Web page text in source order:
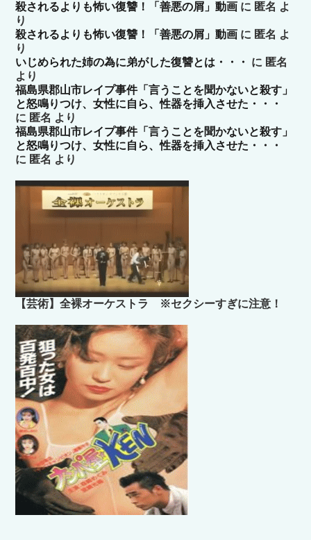
殺されるよりも怖い復讐！「善悪の屑」動画 に 匿名 よ
り
殺されるよりも怖い復讐！「善悪の屑」動画 に 匿名 よ
り
いじめられた姉の為に弟がした復讐とは・・・
に 匿名
より
福島県郡山市レイプ事件「言うことを聞かないと殺す」
と怒鳴りつけ、女性に自ら、性器を挿入させた・・・
に 匿名 より
福島県郡山市レイプ事件「言うことを聞かないと殺す」
と怒鳴りつけ、女性に自ら、性器を挿入させた・・・
に 匿名 より
【芸術】全裸オーケストラ ※セクシーすぎに注意！